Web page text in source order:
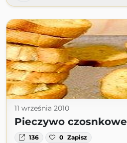
11 września 2010
Pieczywo czosnkowe
136 0 Zapisz